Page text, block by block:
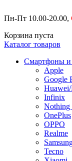
Пн-Пт 10.00-20.00,
Корзина пуста
Каталог товаров
Смартфоны и
Apple
Google
Infinix
Nothing
OnePlus
OPPO
Realme
Tecno